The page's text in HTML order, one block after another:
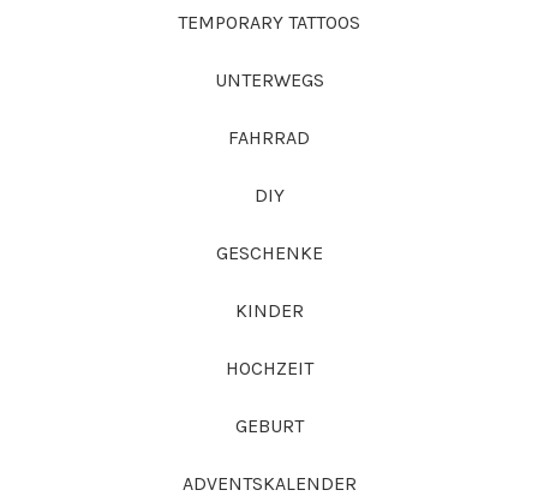
TEMPORARY TATTOOS
UNTERWEGS
FAHRRAD
DIY
GESCHENKE
KINDER
HOCHZEIT
GEBURT
ADVENTSKALENDER